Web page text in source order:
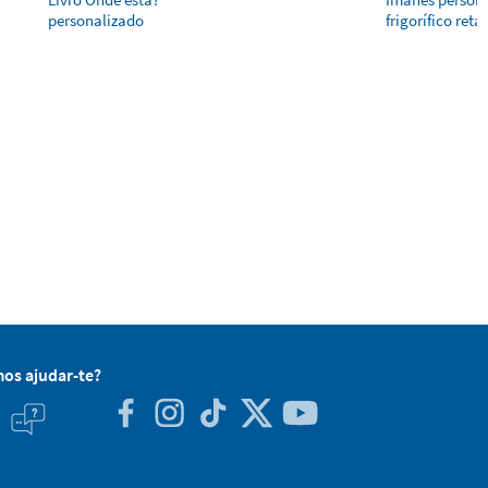
personalizado
frigorífico
ajudar-te?